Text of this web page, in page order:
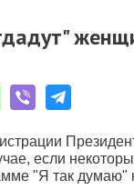
если
"Я так думаю"